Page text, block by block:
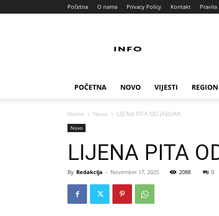
Početna O nama Privacy Policy Kontakt
POČETNA NOVO VIJESTI REGION
Home Novo LIJENA PITA OD JABUKA
Novo
LIJENA PITA
By Redakcija - November 17, 2025 2088 0